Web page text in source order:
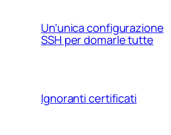
Un’unica configurazione
SSH per domarle tutte
Ignoranti certificati